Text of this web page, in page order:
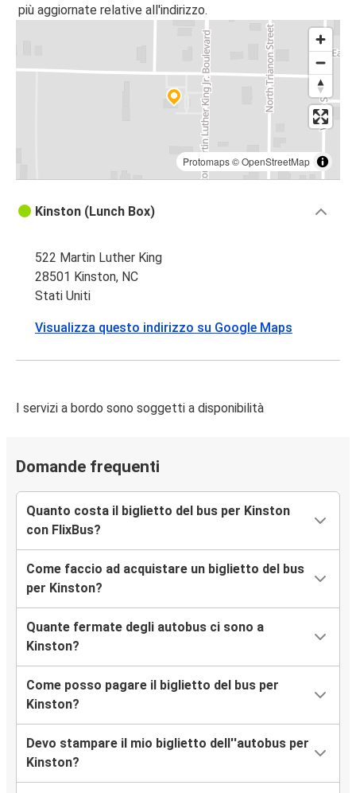
più aggiornate relative all'indirizzo.
Protomaps©OpenStreetMap
Kinston (Lunch Box)
522 Martin Luther King
28501 Kinston, NC
Stati Uniti
Visualizza questo indirizzo su Google Maps
I servizi a bordo sono soggetti a disponibilità
Domande frequenti
Quanto costa il biglietto del bus per Kinston
con FlixBus?
Come faccio ad acquistare un biglietto del bus
per Kinston?
Quante fermate degli autobus ci sono a
Kinston?
Come posso pagare il biglietto del bus per
Kinston?
Devo stampare il mio biglietto dell''autobus per
Kinston?